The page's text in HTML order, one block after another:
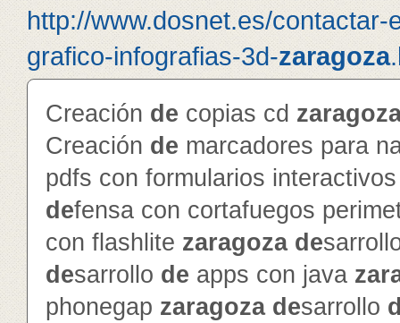
http://www.dosnet.es/contactar-
grafico-infografias-3d-zaragoza
Creación de copias cd
Creación de marcadores para
pdfs con formularios
defensa con cortafuegos
con flashlite zaragoza de
desarrollo de apps con java
phonegap zaragoza desarrollo